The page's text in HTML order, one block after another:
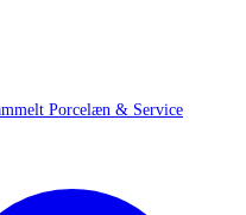
Porcelæn & Service